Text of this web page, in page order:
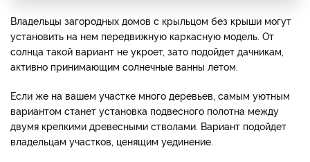
Владельцы загородных домов с крыльцом без крыши могут
установить на нем передвижную каркасную модель. От
солнца такой вариант не укроет, зато подойдет дачникам,
активно принимающим солнечные ванны летом.
Если же на вашем участке много деревьев, самым уютным
вариантом станет установка подвесного полотна между
двумя крепкими древесными стволами. Вариант подойдет
владельцам участков, ценящим уединение.